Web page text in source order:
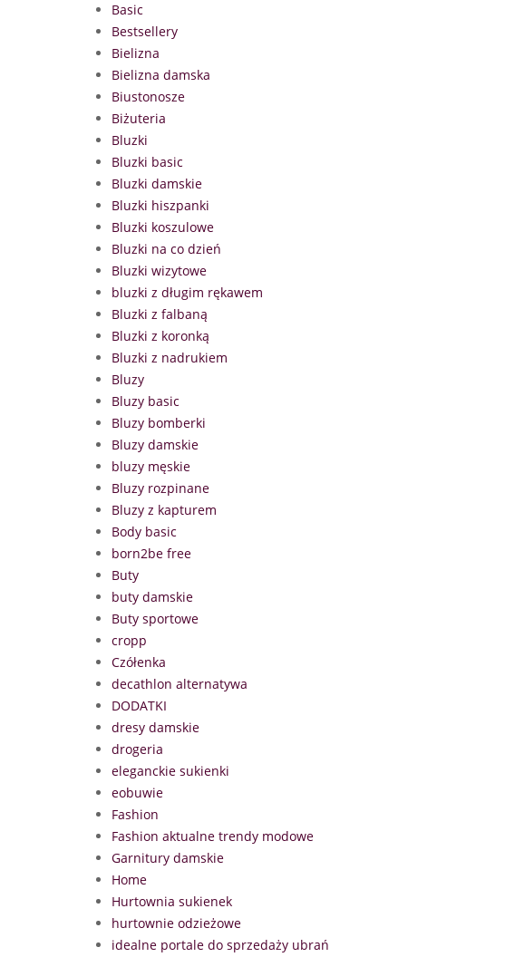
Basic
Bestsellery
Bielizna
Bielizna damska
Biustonosze
Biżuteria
Bluzki
Bluzki basic
Bluzki damskie
Bluzki hiszpanki
Bluzki koszulowe
Bluzki na co dzień
Bluzki wizytowe
bluzki z długim rękawem
Bluzki z falbaną
Bluzki z koronką
Bluzki z nadrukiem
Bluzy
Bluzy basic
Bluzy bomberki
Bluzy damskie
bluzy męskie
Bluzy rozpinane
Bluzy z kapturem
Body basic
born2be free
Buty
buty damskie
Buty sportowe
cropp
Czółenka
decathlon alternatywa
DODATKI
dresy damskie
drogeria
eleganckie sukienki
eobuwie
Fashion
Fashion aktualne trendy modowe
Garnitury damskie
Home
Hurtownia sukienek
hurtownie odzieżowe
idealne portale do sprzedaży ubrań